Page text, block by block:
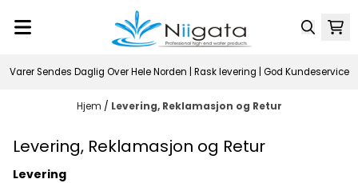
Varer Sendes Daglig Over Hele Norden | Rask levering | God Kundeservice
Hjem / Levering, Reklamasjon og Retur
Levering, Reklamasjon og Retur
Levering